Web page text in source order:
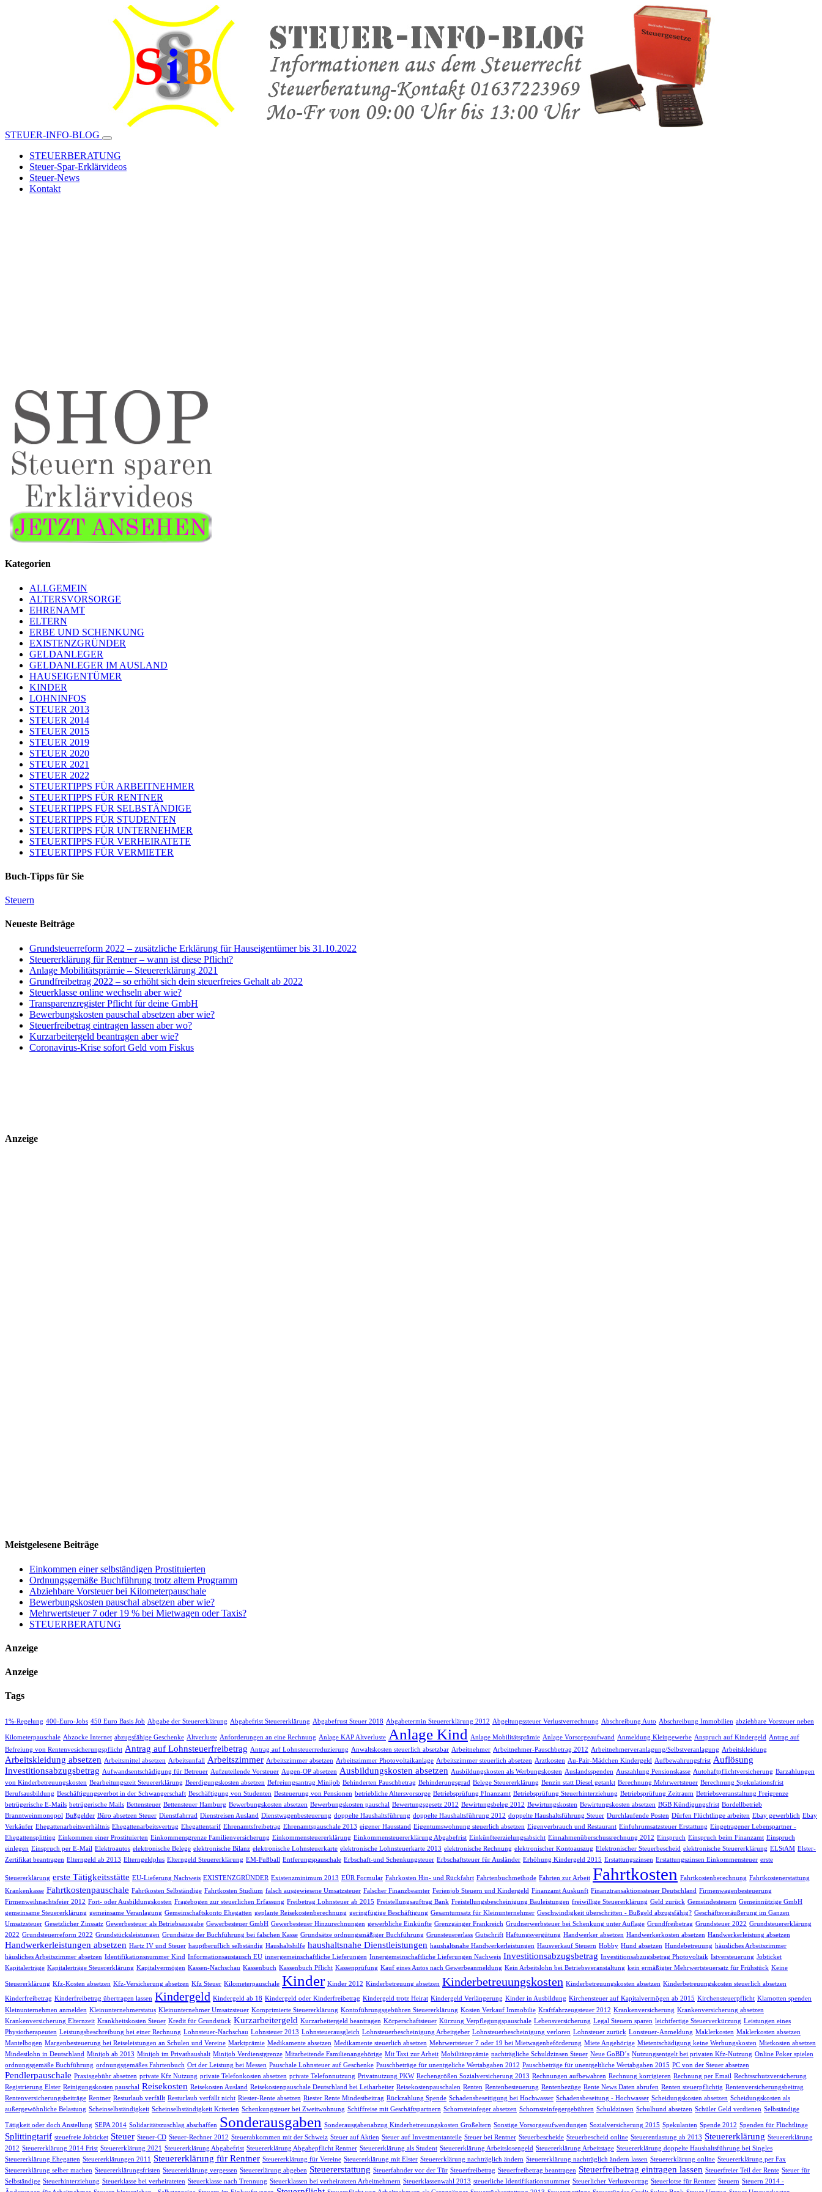
STEUER-INFO-BLOG
STEUERBERATUNG
Steuer-Spar-Erklärvideos
Steuer-News
Kontakt
Kategorien
ALLGEMEIN
ALTERSVORSORGE
EHRENAMT
ELTERN
ERBE UND SCHENKUNG
EXISTENZGRÜNDER
GELDANLEGER
GELDANLEGER IM AUSLAND
HAUSEIGENTÜMER
KINDER
LOHNINFOS
STEUER 2013
STEUER 2014
STEUER 2015
STEUER 2019
STEUER 2020
STEUER 2021
STEUER 2022
STEUERTIPPS FÜR ARBEITNEHMER
STEUERTIPPS FÜR RENTNER
STEUERTIPPS FÜR SELBSTÄNDIGE
STEUERTIPPS FÜR STUDENTEN
STEUERTIPPS FÜR UNTERNEHMER
STEUERTIPPS FÜR VERHEIRATETE
STEUERTIPPS FÜR VERMIETER
Buch-Tipps für Sie
Steuern
Neueste Beiträge
Grundsteuerreform 2022 – zusätzliche Erklärung für Hauseigentümer bis 31.10.2022
Steuererklärung für Rentner – wann ist diese Pflicht?
Anlage Mobilitätsprämie – Steuererklärung 2021
Grundfreibetrag 2022 – so erhöht sich dein steuerfreies Gehalt ab 2022
Steuerklasse online wechseln aber wie?
Transparenzregister Pflicht für deine GmbH
Bewerbungskosten pauschal absetzen aber wie?
Steuerfreibetrag eintragen lassen aber wo?
Kurzarbeitergeld beantragen aber wie?
Coronavirus-Krise sofort Geld vom Fiskus
Anzeige
Meistgelesene Beiträge
Einkommen einer selbständigen Prostituierten
Ordnungsgemäße Buchführung trotz altem Programm
Abziehbare Vorsteuer bei Kilometerpauschale
Bewerbungskosten pauschal absetzen aber wie?
Mehrwertsteuer 7 oder 19 % bei Mietwagen oder Taxis?
STEUERBERATUNG
Anzeige
Anzeige
Tags
1%-Regelung 400-Euro-Jobs 450 Euro Basis Job Abgabe der Steuererklärung Abgabefrist Steuererklärung Abgabefrust Steuer 2018 Abgabetermin Steuererklärung 2012 Abgeltungssteuer Verlustverrechnung Abschreibung Auto Abschreibung Immobilien abziehbare Vorsteuer neben
Kilometerpauschale Abzocke Internet abzugsfähige Geschenke Altverluste Anforderungen an eine Rechnung Anlage KAP Altverluste Anlage Kind Anlage Mobilitätsprämie Anlage Vorsorgeaufwand Anmeldung Kleingewerbe Anspruch auf Kindergeld
Antrag auf
Befreiung von Rentenvesicherungspflicht Antrag auf Lohnsteuerfreibetrag Antrag auf Lohnsteuerreduzierung Anwaltskosten steuerlich absetzbar Arbeitnehmer Arbeitnehmer-Pauschbetrag 2012 Arbeitnehmerveranlagung/Selbstveranlagung Arbeitskleidung
Arbeitskleidung absetzen Arbeitsmittel absetzen Arbeitsunfall Arbeitszimmer Arbeitszimmer absetzen Arbeitszimmer Photovoltaikanlage Arbeitszimmer steuerlich absetzen Arztkosten Au-Pair-Mädchen Kindergeld Aufbewahrungsfrist Auflösung
Investitionsabzugsbetrag Aufwandsentschädigung für Betreuer Aufzuteilende Vorsteuer Augen-OP absetzen Ausbildungskosten absetzen Ausbildungskosten als Werbungskosten Auslandsspenden Auszahlung Pensionskasse Autohaftpflichtversicherung Barzahlungen
von Kinderbetreuungskosten Bearbeitungszeit Steuererklärung Beerdigungskosten absetzen Befreiungsantrag Minijob Behinderten Pauschbetrag Behinderungsgrad Belege Steuererklärung Benzin statt Diesel getankt Berechnung Mehrwertsteuer Berechnung Spekulationsfrist
Berufsausbildung Beschäftigungsverbot in der Schwangerschaft Beschäftigung von Studenten Besteuerung von Pensionen betriebliche Altersvorsorge Betriebsprüfung FInanzamt Betriebsprüfung Steuerhinterziehung Betriebsprüfung Zeitraum Betriebsveranstaltung Freigrenze
betrügerische E-Mails betrügerische Mails Bettensteuer Bettensteuer Hamburg Bewerbungskosten absetzen Bewerbungskosten pauschal Bewertungsgesetz 2012 Bewirtungsbeleg 2012 Bewirtungskosten Bewirtungskosten absetzen BGB Kündigungsfrist Bordellbetrieb
Branntweinmonopol Bußgelder Büro absetzen Steuer Dienstfahrrad Dienstreisen Ausland Dienstwagenbesteuerung doppelte Haushaltsführung doppelte Haushaltsführung 2012 doppelte Haushaltsführung Steuer Durchlaufende Posten Dürfen Flüchtlinge arbeiten Ebay gewerblich Ebay
Verkäufer Ehegattenarbeitsverhältnis Ehegattenarbeitsvertrag Ehegattentarif Ehrenamtsfreibetrag Ehrenamtspauschale 2013 eigener Hausstand Eigentumswohnung steuerlich absetzen Eigenverbrauch und Restaurant Einfuhrumsatzsteuer Erstattung Eingetragener Lebenspartner -
Ehegattensplitting Einkommen einer Prostituierten Einkommensgrenze Familienversicherung Einkommensteuererklärung Einkommensteuererklärung Abgabefrist Einkünfteerzielungsabsicht Einnahmenüberschussrechnung 2012 Einspruch Einspruch beim Finanzamt Einspruch
einlegen Einspruch per E-Mail Elektroautos elektronische Belege elektronische Bilanz elektronische Lohnsteuerkarte elektronische Lohnsteuerkarte 2013 elektronische Rechnung elektronischer Kontoauszug Elektronischer Steuerbescheid elektronische Steuererklärung ELStAM Elster-
Zertifikat beantragen Elterngeld ab 2013 Elterngeldplus Elterngeld Steuererklärung EM-Fußball Entferungspauschale Erbschaft-und Schenkungsteuer Erbschaftsteuer für Ausländer Erhöhung Kindergeld 2015 Erstattungszinsen Erstattungszinsen Einkommensteuer erste
Steuererklärung erste Tätigkeitsstätte EU-Lieferung Nachweis EXISTENZGRÜNDER Existenzminimum 2013 EÜR Formular Fahrkosten Hin- und Rückfahrt Fahrtenbuchmethode Fahrten zur Arbeit Fahrtkosten Fahrtkostenberechnung Fahrtkostenerstattung
Krankenkasse Fahrtkostenpauschale Fahrtkosten Selbständige Fahrtkosten Studium falsch ausgewiesene Umsatzsteuer Falscher Finanzbeamter Ferienjob Steuern und Kindergeld Finanzamt Auskunft Finanztransaktionssteuer Deutschland Firmenwagenbesteuerung
Firmenweihnachtsfeier 2012 Fort- oder Ausbildungskosten Fragebogen zur steuerlichen Erfassung Freibetrag Lohnsteuer ab 2015 Freistellungsauftrag Bank Freistellungsbescheinigung Bauleistungen freiwillige Steuererklärung Geld zurück Gemeindesteuern Gemeinnützige GmbH
gemeinsame Steuererklärung gemeinsame Veranlagung Gemeinschaftskonto Ehegatten geplante Reisekostenberechnung geringfügige Beschäftigung Gesamtumsatz für Kleinunternehmer Geschwindigkeit überschritten - Bußgeld abzugsfähig? Geschäftsveräußerung im Ganzen
Umsatzsteuer Gesetzlicher Zinssatz Gewerbesteuer als Betriebsausgabe Gewerbesteuer GmbH Gewerbesteuer Hinzurechnungen gewerbliche Einkünfte Grenzgänger Frankreich Grudnerwerbsteuer bei Schenkung unter Auflage Grundfreibetrag Grundsteuer 2022 Grundsteuererklärung
2022 Grundsteuerreform 2022 Grundstücksleistungen Grundsätze der Buchführung bei falschen Kasse Grundsätze ordnungsmäßiger Buchführung Grunsteuererlass Gutschrift Haftungsvergütung Handwerker absetzen Handwerkerkosten absetzen Handwerkerleistung absetzen
Handwerkerleistungen absetzen Hartz IV und Steuer hauptberuflich selbständig Haushaltshilfe haushaltsnahe Dienstleistungen haushaltsnahe Handwerkerleistungen Hausverkauf Steuern Hobby Hund absetzen Hundebetreuung häusliches Arbeitszimmer
häusliches Arbeitszimmer absetzen Identifikationsnummer Kind Informationsaustausch EU innergemeinschaftliche Lieferungen Innergemeinschaftliche Lieferungen Nachweis Investitionsabzugsbetrag Investitionsabzugsbetrag Photovoltaik Istversteuerung Jobticket
Kapitalerträge Kapitalerträge Steuererklärung Kapitalvermögen Kassen-Nachschau Kassenbuch Kassenbuch Pflicht Kassenprüfung Kauf eines Autos nach Gewerbeanmeldung Kein Arbeitslohn bei Betriebsveranstaltung kein ermäßigter Mehrwertsteuersatz für Frühstück Keine
Steuererklärung Kfz-Kosten absetzen Kfz-Versicherung absetzen Kfz Steuer Kilometerpauschale Kinder Kinder 2012 Kinderbetreuung absetzen Kinderbetreuungskosten Kinderbetreuungskosten absetzen Kinderbetreuungskosten steuerlich absetzen
Kinderfreibetrag Kinderfreibetrag übertragen lassen Kindergeld Kindergeld ab 18 Kindergeld oder Kinderfreibetrag Kindergeld trotz Heirat Kindergeld Verlängerung Kinder in Ausbildung Kirchensteuer auf Kapitalvermögen ab 2015 Kirchensteuerpflicht Klamotten spenden
Kleinunternehmen anmelden Kleinunternehmerstatus Kleinunternehmer Umsatzsteuer Komprimierte Steuererklärung Kontoführungsgebühren Steuererklärung Kosten Verkauf Immobilie Kraftfahrzeugsteuer 2012 Krankenversicherung Krankenversicherung absetzen
Krankenversicherung Elternzeit Krankheitskosten Steuer Kredit für Grundstück Kurzarbeitergeld Kurzarbeitergeld beantragen Körperschaftsteuer Kürzung Verpflegungspauschale Lebensversicherung Legal Steuern sparen leichtfertige Steuerverkürzung Leistungen eines
Physiotherapeuten Leistungsbeschreibung bei einer Rechnung Lohnsteuer-Nachschau Lohnsteuer 2013 Lohnsteuerausgleich Lohnsteuerbescheinigung Arbeitgeber Lohnsteuerbescheinigung verloren Lohnsteuer zurück Lonsteuer-Anmeldung Maklerkosten Maklerkosten absetzen
Mantelbogen Margenbesteuerung bei Reiseleistungen an Schulen und Vereine Marktprämie Medikamente absetzen Medikamente steuerlich absetzen Mehrwertsteuer 7 oder 19 bei Mietwagenbeförderung Miete Angehörige Mietentschädigung keine Werbungskosten Mietkosten absetzen
Mindestlohn in Deutschland Minijob ab 2013 Minijob im Privathaushalt Minijob Verdienstgrenze Mitarbeitende Familienangehörige Mit Taxi zur Arbeit Mobilitätsprämie nachträgliche Schuldzinsen Steuer Neue GoBD´s Nutzungsentgelt bei privaten Kfz-Nutzung Online Poker spielen
ordnungsgemäße Buchführung ordnungsgemäßes Fahrtenbuch Ort der Leistung bei Messen Pauschale Lohnsteuer auf Geschenke Pauschbeträge für unentgeliche Wertabgaben 2012 Pauschbeträge für unentgeltliche Wertabgaben 2015 PC von der Steuer absetzen
Pendlerpauschale Praxisgebühr absetzen private Kfz Nutzung private Telefonkosten absetzen private Telefonnutzung Privatnutzung PKW Rechengrößen Sozialversicherung 2013 Rechnungen aufbewahren Rechnung korrigieren Rechnung per Email Rechtsschutzversicherung
Registrierung Elster Reinigungskosten pauschal Reisekosten Reisekosten Ausland Reisekostenpauschale Deutschland bei Leiharbeiter Reisekostenpauschalen Renten Rentenbesteuerung Rentenbezüge Rente News Daten abrufen Renten steuerpflichtig Rentenversicherungsbeitrag
Rentenversicherungsbeiträge Rentner Resturlaub verfällt Resturlaub verfällt nicht Riester-Rente absetzen Riester Rente Mindestbeitrag Rückzahlung Spende Schadensbeseitigung bei Hochwasser Schadensbeseitung - Hochwasser Scheidungskosten absetzen Scheidungskosten als
außergewöhnliche Belastung Scheinselbständigkeit Scheinselbständigkeit Kriterien Schenkungsteuer bei Zweitwohnung Schiffreise mit Geschäftspartnern Schornsteinfeger absetzen Schornsteinfegergebühren Schuldzinsen Schulhund absetzen Schüler Geld verdienen Selbständige
Tätigkeit oder doch Anstellung SEPA 2014 Solidaritätszuschlag abschaffen Sonderausgaben Sonderausgabenabzug Kinderbetreuungskosten Großeltern Sonstige Vorsorgeaufwendungen Sozialversicherung 2015 Spekulanten Spende 2012 Spenden für Flüchtlinge
Splittingtarif steuefreie Jobticket Steuer Steuer-CD Steuer-Rechner 2012 Steuerabkommen mit der Schweiz Steuer auf Aktien Steuer auf Investmentanteile Steuer bei Rentner Steuerbescheide Steuerbescheid online Steuerentlastung ab 2013 Steuererklärung Steuererklärung
2012 Steuererklärung 2014 Frist Steuererklärung 2021 Steuererklärung Abgabefrist Steuererklärung Abgabepflicht Rentner Steuererklärung als Student Steuererklärung Arbeitslosengeld Steuererklärung Arbeitstage Steuererklärung doppelte Haushaltsführung bei Singles
Steuererklärung Ehegatten Steuererklärungen 2011 Steuererklärung für Rentner Steuererklärung für Vereine Steuererklärung mit Elster Steuererklärung nachträglich ändern Steuererklärung nachträglich ändern lassen Steuererklärung online Steuererklärung per Fax
Steuererklärung selber machen Steuererklärungsfristen Steuererklärung vergessen Steuererlärung abgeben Steuererstattung Steuerfahnder vor der Tür Steuerfreibetrag Steuerfreibetrag beantragen Steuerfreibetrag eintragen lassen Steuerfreier Teil der Rente Steuer für
Selbständige Steuerhinterziehung Steuerklasse bei verheirateten Steuerklasse nach Trennung Steuerklassen bei verheirateten Arbeitnehmern Steuerklassenwahl 2013 steuerliche Identifikationsnummer Steuerlicher Verlustvortrag Steuerlotse für Rentner Steuern Steuern 2014 -